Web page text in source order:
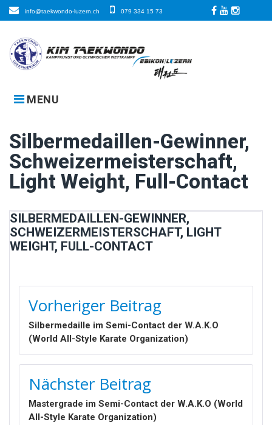
Skip
info@taekwondo-luzern.ch 079 334 15 73
MENU
Silbermedaillen-Gewinner,
Schweizermeisterschaft,
Light Weight, Full-Contact
SILBERMEDAILLEN-GEWINNER,
SCHWEIZERMEISTERSCHAFT, LIGHT
WEIGHT, FULL-CONTACT
Vorheriger Beitrag
Silbermedaille im Semi-Contact der W.A.K.O
(World All-Style Karate Organization)
Nächster Beitrag
Mastergrade im Semi-Contact der W.A.K.O (World
All-Style Karate Organization)